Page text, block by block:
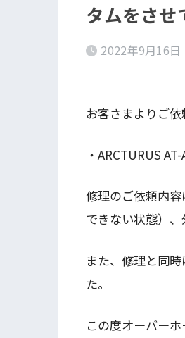
タムをさせ
2022年9月16日
お客さまよりご
・ARCTURUS
修理のご依頼内
できない状態）
また、修理と同
た。
この度オーバー